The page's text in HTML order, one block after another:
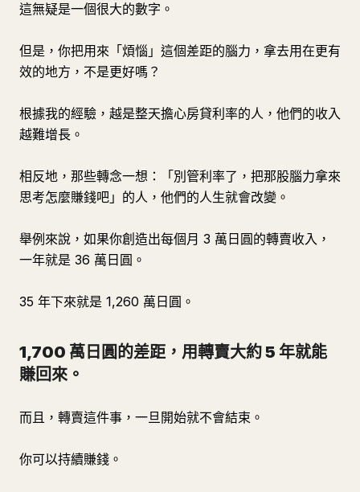
這無疑是一個很大的數字。
但是，你把用來「煩惱」這個差距的腦力，拿去用在更有
效的地方，不是更好嗎？
根據我的經驗，越是整天擔心房貸利率的人，他們的收入
越難增長。
相反地，那些轉念一想：「別管利率了，把那股腦力拿來
思考怎麼賺錢吧」的人，他們的人生就會改變。
舉例來說，如果你創造出每個月 3 萬日圓的轉賣收入，
一年就是 36 萬日圓。
35 年下來就是 1,260 萬日圓。
1,700 萬日圓的差距，用轉賣大約 5 年就能
賺回來。
而且，轉賣這件事，一旦開始就不會結束。
你可以持續賺錢。